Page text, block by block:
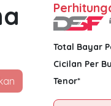
Total Bayar
Cicilan Per
Tenor*